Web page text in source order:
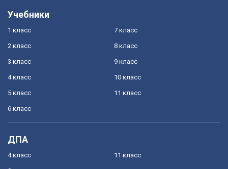
Учебники
1 класс
2 класс
3 класс
4 класс
5 класс
6 класс
7 класс
8 класс
9 класс
10 класс
11 класс
ДПА
4 класс 11 класс